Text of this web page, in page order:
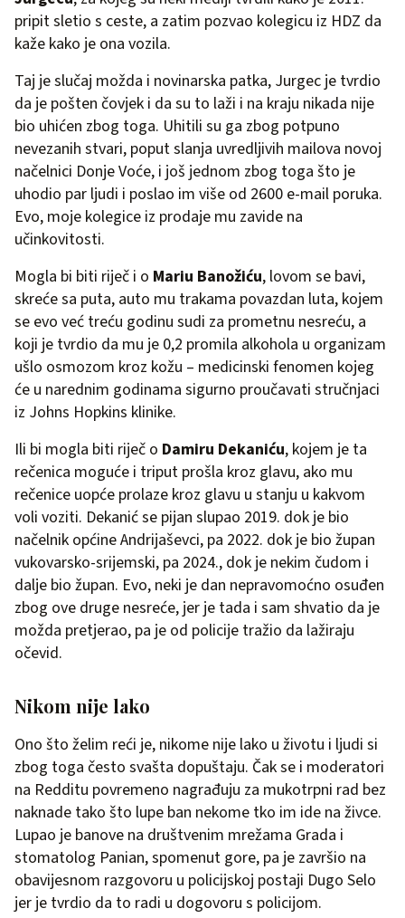
pripit sletio s ceste, a zatim pozvao kolegicu iz HDZ da
kaže kako je ona vozila.
Taj je slučaj možda i novinarska patka, Jurgec je tvrdio
da je pošten čovjek i da su to laži i na kraju nikada nije
bio uhićen zbog toga. Uhitili su ga zbog potpuno
nevezanih stvari, poput slanja uvredljivih mailova novoj
načelnici Donje Voće, i još jednom zbog toga što je
uhodio par ljudi i poslao im više od 2600 e-mail poruka.
Evo, moje kolegice iz prodaje mu zavide na
učinkovitosti.
Mogla bi biti riječ i o Mariu Banožiću, lovom se bavi,
skreće sa puta, auto mu trakama povazdan luta, kojem
se evo već treću godinu sudi za prometnu nesreću, a
koji je tvrdio da mu je 0,2 promila alkohola u organizam
ušlo osmozom kroz kožu – medicinski fenomen kojeg
će u narednim godinama sigurno proučavati stručnjaci
iz Johns Hopkins klinike.
Ili bi mogla biti riječ o Damiru Dekaniću, kojem je ta
rečenica moguće i triput prošla kroz glavu, ako mu
rečenice uopće prolaze kroz glavu u stanju u kakvom
voli voziti. Dekanić se pijan slupao 2019. dok je bio
načelnik općine Andrijaševci, pa 2022. dok je bio župan
vukovarsko-srijemski, pa 2024., dok je nekim čudom i
dalje bio župan. Evo, neki je dan nepravomoćno osuđen
zbog ove druge nesreće, jer je tada i sam shvatio da je
možda pretjerao, pa je od policije tražio da lažiraju
očevid.
Nikom nije lako
Ono što želim reći je, nikome nije lako u životu i ljudi si
zbog toga često svašta dopuštaju. Čak se i moderatori
na Redditu povremeno nagrađuju za mukotrpni rad bez
naknade tako što lupe ban nekome tko im ide na živce.
Lupao je banove na društvenim mrežama Grada i
stomatolog Panian, spomenut gore, pa je završio na
obavijesnom razgovoru u policijskoj postaji Dugo Selo
jer je tvrdio da to radi u dogovoru s policijom.